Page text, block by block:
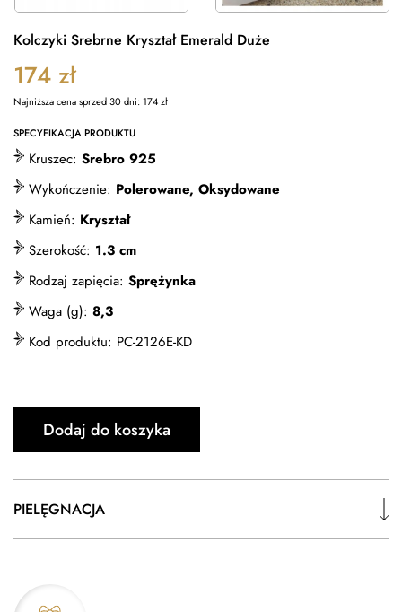
Kolczyki Srebrne Kryształ Emerald Duże
174 zł
Najniższa cena sprzed 30 dni:174zł
SPECYFIKACJA PRODUKTU
Kruszec: Srebro 925
Wykończenie: Polerowane, Oksydowane
Kamień: Kryształ
Szerokość: 1.3 cm
Rodzaj zapięcia: Sprężynka
Waga (g): 8,3
Kod produktu: PC-2126E-KD
Dodaj do koszyka
PIELĘGNACJA